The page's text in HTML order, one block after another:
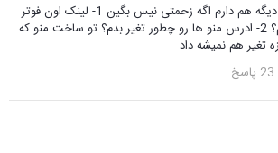
آقا واقعا مرسی 2تا سوال دیگه هم دارم اگه زحمتی نیس بگین 1- لینک اون فوتر
لوگو رو چجوری حذف کنم؟ 2- ادرس منو ها رو چطور تغیر بدم؟ تو ساخت منو که
هم نمیشه داد